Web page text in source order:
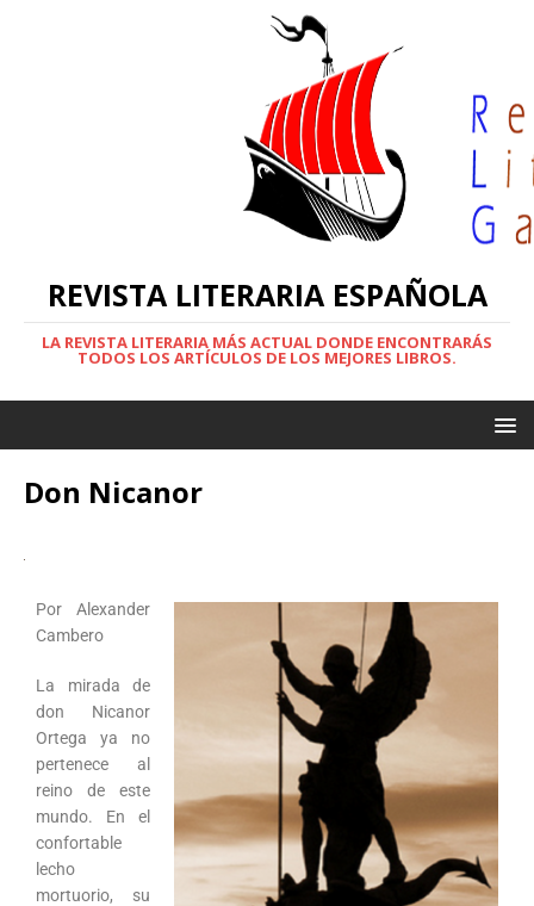
REVISTA LITERARIA ESPAÑOLA
LA REVISTA LITERARIA MÁS ACTUAL DONDE ENCONTRARÁS
TODOS LOS ARTÍCULOS DE LOS MEJORES LIBROS.
Don Nicanor
Por Alexander
Cambero
La mirada de
don Nicanor
Ortega ya no
pertenece al
reino de este
mundo. En el
confortable
lecho
mortuorio, su